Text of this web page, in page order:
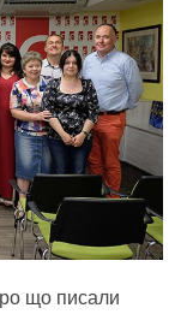
що писали